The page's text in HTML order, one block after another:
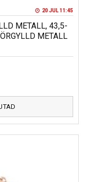
20 JUL 11:45
METALL, 43,5-
METALL